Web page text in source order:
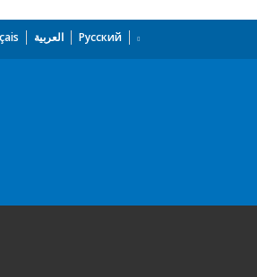
العربية Русский